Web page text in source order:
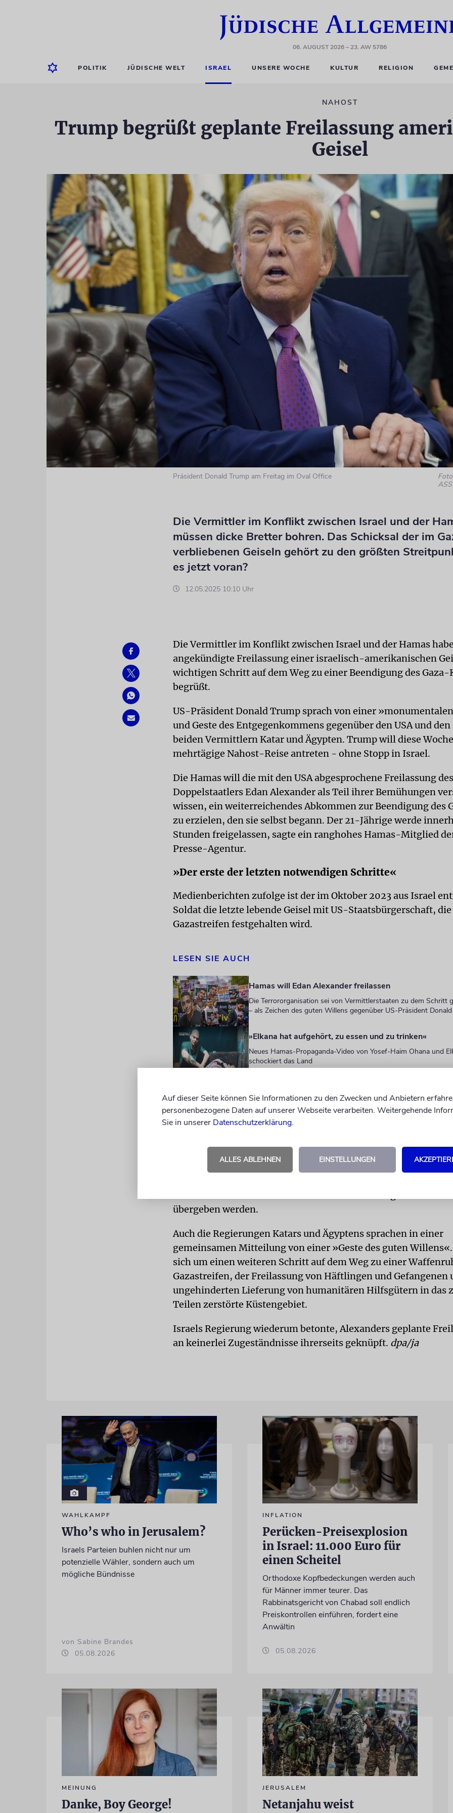
06. AUGUST 2026– 23. AW 5786
POLITIK JÜDISCHE WELT ISRAEL UNSERE WOCHE KULTUR RELIGION
NAHOST
Trump begrüßt geplante Freilassung
Geisel
Präsident Donald Trump am Freitag im Oval Office
Die Vermittler im Konflikt zwischen Israel und der
müssen dicke Bretter bohren. Das Schicksal der im
verbliebenen Geiseln gehört zu den größten
es jetzt voran?
12.05.2025 10:10 Uhr
Die Vermittler im Konflikt zwischen Israel und der Hamas
angekündigte Freilassung einer israelisch-amerikanischen
wichtigen Schritt auf dem Weg zu einer Beendigung des Gaza-
begrüßt.
US-Präsident Donald Trump sprach von einer
und Geste des Entgegenkommens gegenüber den USA und
beiden Vermittlern Katar und Ägypten. Trump will diese
mehrtägige Nahost-Reise antreten - ohne Stopp in Israel.
Die Hamas will die mit den USA abgesprochene Freilassung
Doppelstaatlers Edan Alexander als Teil ihrer Bemühungen
wissen, ein weiterreichendes Abkommen zur Beendigung des
zu erzielen, den sie selbst begann. Der 21-Jährige werde
Stunden freigelassen, sagte ein ranghohes Hamas-Mitglied
Presse-Agentur.
»Der erste der letzten notwendigen Schritte«
Medienberichten zufolge ist der im Oktober 2023 aus Israel
Soldat die letzte lebende Geisel mit US-Staatsbürgerschaft,
Gazastreifen festgehalten wird.
LESEN SIE AUCH
Hamas will Edan Alexander freilassen
Die Terrororganisation sei von Vermittlerstaaten zu dem Schritt
– als Zeichen des guten Willens gegenüber US-Präsident
»Elkana hat aufgehört, zu essen und zu trinken«
Neues Hamas-Propaganda-Video von Yosef-Haim Ohana und
schockiert das Land
Der Kanzler habe seine Hoffnung zum Ausdruck gebracht,
Verhandlungen über einen Waffenstillstand in Gang kommen«
»Hoffentlich ist das der erste der letzten notwendigen Schritte
übergeben werden.
Auch die Regierungen Katars und Ägyptens sprachen in einer
gemeinsamen Mitteilung von einer »Geste des guten
sich um einen weiteren Schritt auf dem Weg zu einer
Gazastreifen, der Freilassung von Häftlingen und Gefangenen
ungehinderten Lieferung von humanitären Hilfsgütern in das
Teilen zerstörte Küstengebiet.
Israels Regierung wiederum betonte, Alexanders geplante
an keinerlei Zugeständnisse ihrerseits geknüpft. dpa/ja
WAHLKAMPF
Who’s who in Jerusalem?
Israels Parteien buhlen nicht nur um
potenzielle Wähler, sondern auch um
mögliche Bündnisse
von Sabine Brandes
05.08.2026
INFLATION
Perücken-Preisexplosion
in Israel: 11.000 Euro für
einen Scheitel
Orthodoxe Kopfbedeckungen werden auch
für Männer immer teurer. Das
Rabbinatsgericht von Chabad soll endlich
Preiskontrollen einführen, fordert eine
Anwältin
05.08.2026
MEINUNG
Danke, Boy George!
JERUSALEM
Netanjahu weist
Auf dieser Seite können Sie Informationen zu den Zwecken und Anbietern
personenbezogene Daten auf unserer Webseite verarbeiten. Weitergehende
Sie in unserer Datenschutzerklärung.
ALLES ABLEHNEN EINSTELLUNGEN